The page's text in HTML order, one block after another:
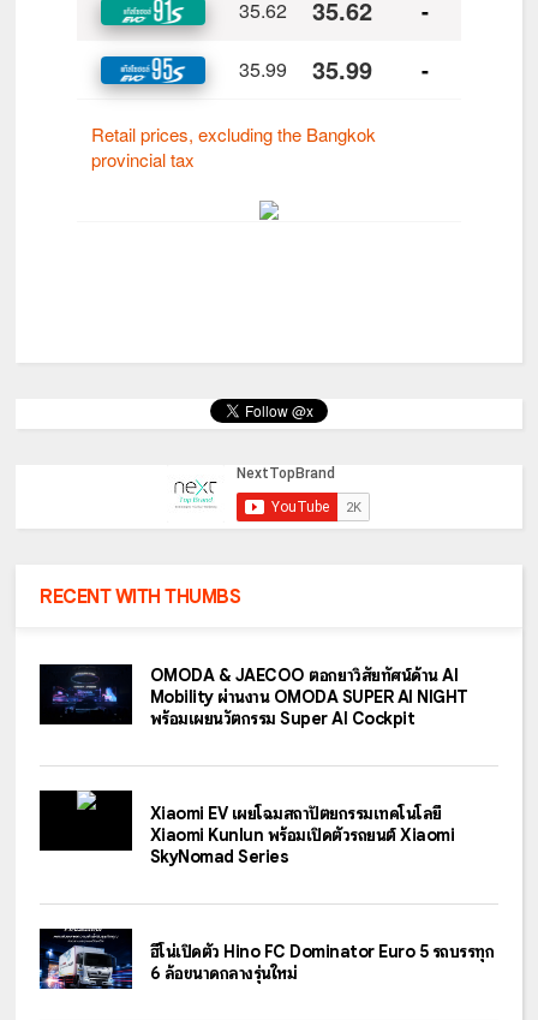
RECENT WITH THUMBS
OMODA & JAECOO ตอกย้ำวิสัยทัศน์ด้าน AI
Mobility ผ่านงาน OMODA SUPER AI NIGHT
พร้อมเผยนวัตกรรม Super AI Cockpit
Xiaomi EV เผยโฉมสถาปัตยกรรมเทคโนโลยี
Xiaomi Kunlun พร้อมเปิดตัวรถยนต์ Xiaomi
SkyNomad Series
ฮีโน่เปิดตัว Hino FC Dominator Euro 5 รถบรรทุก
6 ล้อขนาดกลางรุ่นใหม่